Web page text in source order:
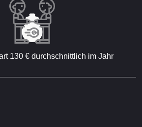
130 € durchschnittlich im Jahr